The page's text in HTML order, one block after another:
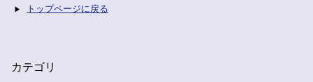
トップページに戻る
カテゴリ